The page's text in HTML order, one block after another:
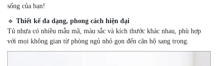
sống của bạn!
🔹 Thiết kế đa dạng, phong cách hiện đại
Tủ nhựa có nhiều mẫu mã, màu sắc và kích thước khác nhau, phù hợp
với mọi không gian từ phòng ngủ nhỏ gọn đến căn hộ sang trọng.